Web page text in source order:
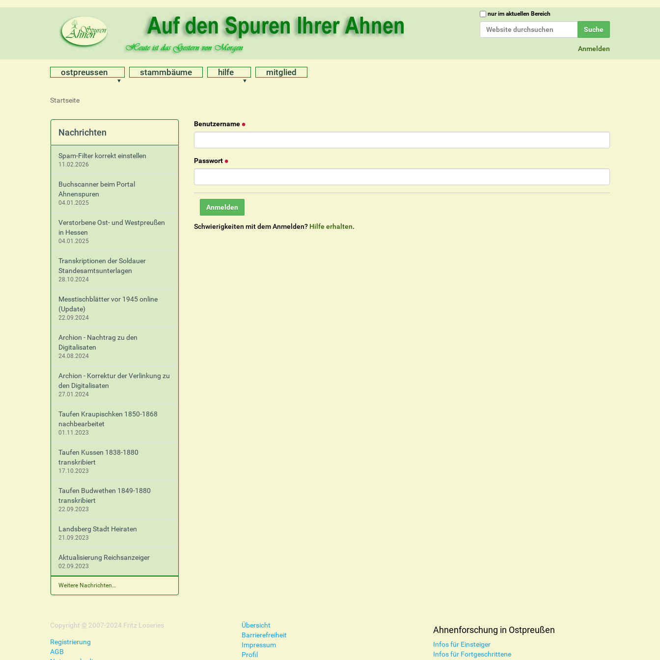
Website durchsuchen
nur im aktuellen Bereich
Anmelden
ostpreussen stammbäume hilfe mitglied
S
e
Startseite
Benutzername
Passwort
Schwierigkeiten mit dem Anmelden? Hilfe erhalten.
Nachrichten
Spam-Filter korrekt einstellen
11.02.2026
Buchscanner beim Portal
Ahnenspuren
04.01.2025
Verstorbene Ost- und Westpreußen
in Hessen
04.01.2025
Transkriptionen der Soldauer
Standesamtsunterlagen
28.10.2024
Messtischblätter vor 1945 online
(Update)
22.09.2024
Archion - Nachtrag zu den
Digitalisaten
24.08.2024
Archion - Korrektur der Verlinkung zu
den Digitalisaten
27.01.2024
Taufen Kraupischken 1850-1868
nachbearbeitet
01.11.2023
Taufen Kussen 1838-1880
transkribiert
17.10.2023
Taufen Budwethen 1849-1880
transkribiert
22.09.2023
Landsberg Stadt Heiraten
21.09.2023
Aktualisierung Reichsanzeiger
02.09.2023
Weitere Nachrichten…
Copyright © 2007-2024 Fritz Loseries
Registrierung
AGB
Übersicht
Barrierefreiheit
Impressum
Profil
Ahnenforschung in Ostpreußen
Infos für Einsteiger
Infos für Fortgeschrittene